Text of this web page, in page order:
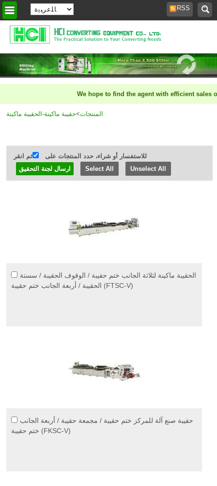
RSS
We hope to find the agent with efficient sales
المنتجات>حقيبة ماكينة-الحقيبة ماكينة
للاستفسار أو شراء، حدد المنتجات على
ثم انقر
Select All
Unselect All
الحقيبة ماكينة لثلاثة الجانب ختم حقيبة / الوقوف الحقيبة / سستة
الحقيبة / أربعة الجانب ختم حقيبة (FTSC-V)
حقيبة صنع آلة للمركز ختم حقيبة / مجمعة حقيبة / أربعة الجانب
ختم حقيبة (FKSC-V)